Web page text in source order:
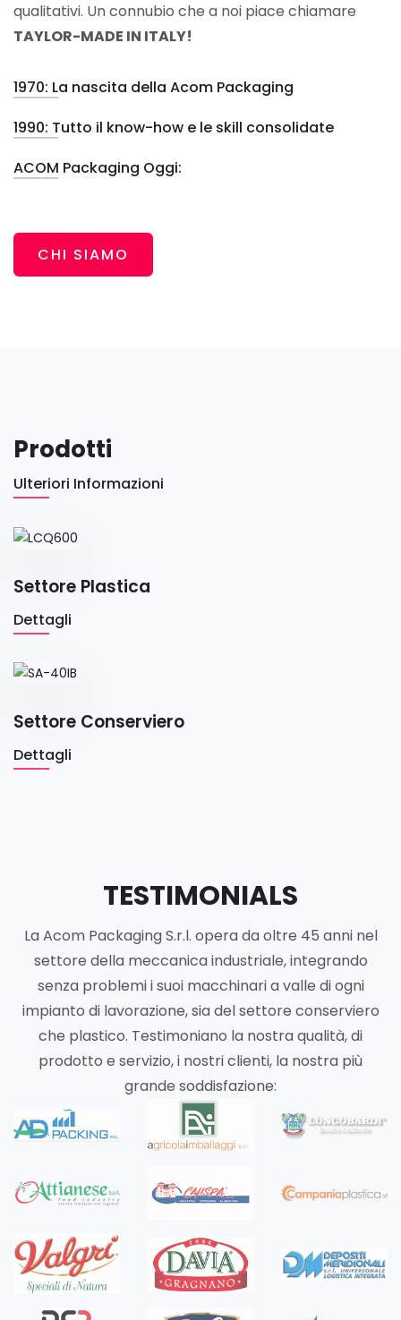
qualitativi. Un connubio che a noi piace chiamare
TAYLOR-MADE IN ITALY!
1970: La nascita della Acom Packaging
1990: Tutto il know-how e le skill consolidate
ACOM Packaging Oggi:
CHI SIAMO
Prodotti
Ulteriori Informazioni
Settore Plastica
Dettagli
Settore Conserviero
Dettagli
TESTIMONIALS
La Acom Packaging S.r.l. opera da oltre 45 anni nel
settore della meccanica industriale, integrando
senza problemi i suoi macchinari a valle di ogni
impianto di lavorazione, sia del settore conserviero
che plastico. Testimoniano la nostra qualità, di
prodotto e servizio, i nostri clienti, la nostra più
grande soddisfazione: